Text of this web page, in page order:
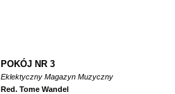
POKÓJ NR 3
Eklektyczny Magazyn Muzyczny
Red. Tome Wandel